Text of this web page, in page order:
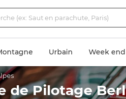
Urbain Week end
de Pilotage